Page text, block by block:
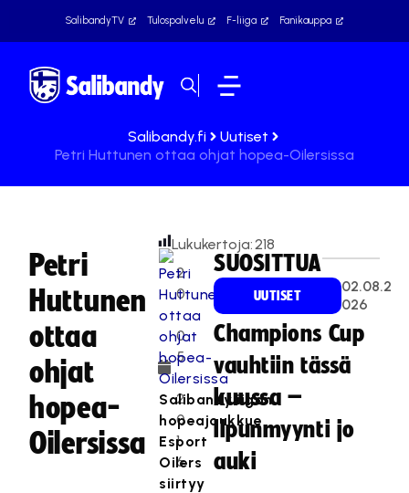
SalibandyTV Tulospalvelu F-liiga Fanikauppa
Salibandy.fi
Uutiset
Petri Huttunen ottaa ohjat hopea-Oilersissa
Petri
Huttunen
ottaa
ohjat
hopea-
Oilersissa
2
0
.
0
5
.
2
0
1
6
Lukukertoja:218
Salibandyliigan
hopeajoukkue
Esport
Oilers
siirtyy
SUOSITTUA
UUTISET
02.08.2
026
Champions Cup
vauhtiin tässä
kuussa –
lipunmyynti jo
auki